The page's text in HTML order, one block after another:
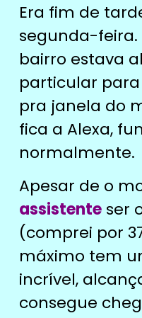
Era fim de
segunda-feira.
bairro estava
particular
pra janela do
fica a Alexa,
normalmente.
Apesar de o
assistenteser
(comprei por
máximo tem
incrível,
consegue